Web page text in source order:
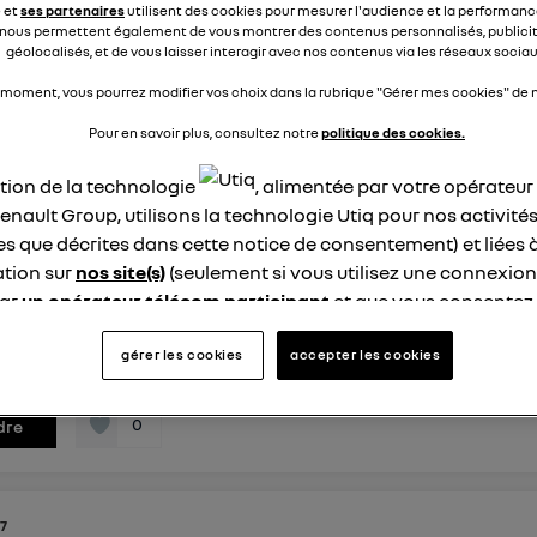
les I Phones de mes enfants via Apple Car Play, mais
S23, la connexion...voir la suite
répondre 0
septembre 2023 à
déclencher un scan DAB ?
n'affiche pas toutes les stations de radio locales et je
de nouvelles stations. Merci
0
etses partenairesutilisent des cookies pour mesurer l'audience et la
permettent également de vous montrer des contenus personnalisés,
géolocalisés, et de vous laisser interagir avec nos contenus via les réseaux
vous pourrez modifier vos choix dans la rubrique "Gérer mes cookies" de
Pour en savoir plus, consultez notrepolitique des cookies.
de la technologie
, alimentée par votre
Group, utilisons la technologie Utiq pour nos
que décrites dans cette notice de consentement) et liées
sur nos site(s) (seulement si vous utilisez une
un opérateur télécom participant et que vous
site).
Utiq a été conçue pour la protection de vos données
en vous offrant choix et contrôle.
un identifiant créé par votre opérateur télécom basé sur
référence de votre contrat internet (ex : votre numéro de
gérer les cookies accepter les cookies